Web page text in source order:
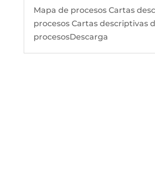
Mapa de procesos Cartas
procesos Cartas descriptivas
procesosDescarga